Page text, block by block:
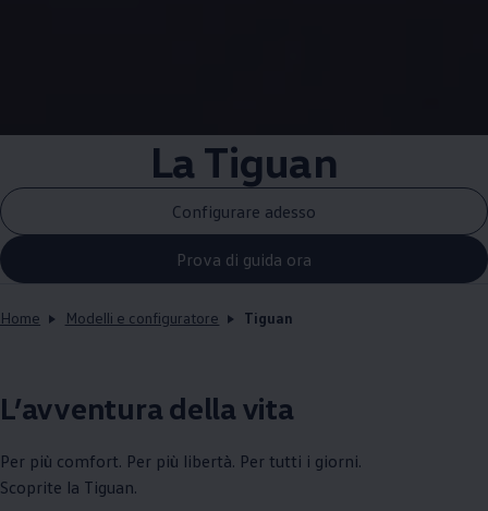
La Tiguan
Configurare adesso
Prova di guida ora
Home Modelli e configuratore Tiguan
L’avventura della vita
Per più comfort. Per più libertà. Per tutti i giorni.
Scoprite la Tiguan.